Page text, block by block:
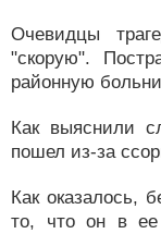
Очевидцы
"скорую".
районную
Как выяснили
пошел из-за
Как оказалось,
то, что он в ее